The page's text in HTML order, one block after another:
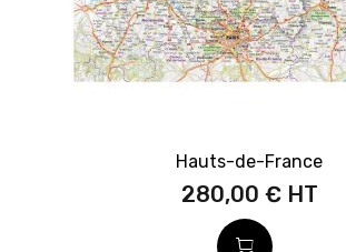
Hauts-de-France
280,00 €